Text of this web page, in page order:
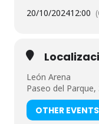
20/10/202412:00
León Arena
Paseo del Parque,
OTHER EVENTS